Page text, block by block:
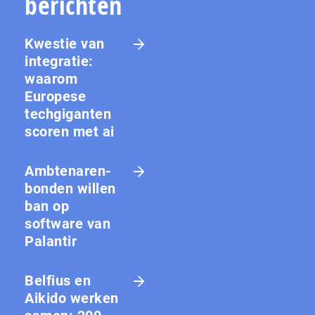
Kwestie van
integratie:
waarom
Europese
techgiganten
scoren met ai
Amb­te­na­ren­
bon­den willen
ban op
software van
Palantir
Belfius en
Aikido werken